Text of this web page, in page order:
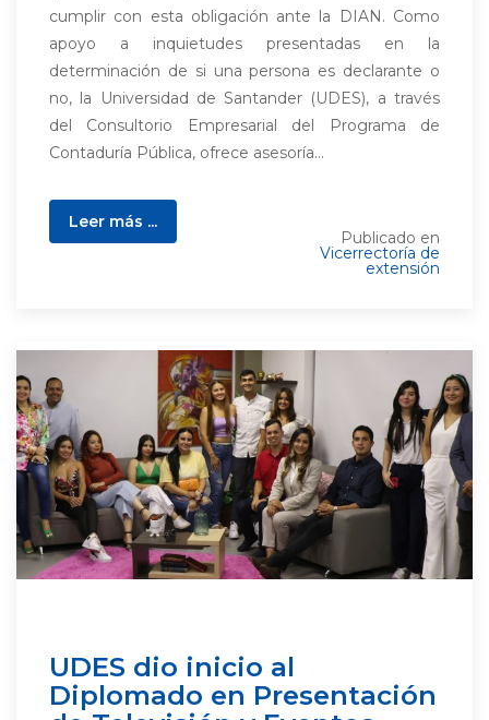
cumplir con esta obligación ante la DIAN. Como
apoyo a inquietudes presentadas en la
determinación de si una persona es declarante o
no, la Universidad de Santander (UDES), a través
del Consultorio Empresarial del Programa de
Contaduría Pública, ofrece asesoría...
Leer más ...
Publicado en
Vicerrectoría de
extensión
UDES dio inicio al
Diplomado en Presentación